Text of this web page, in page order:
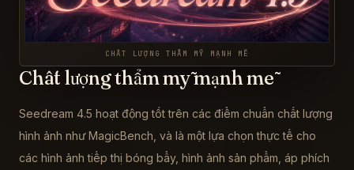
CHẤT LƯỢNG THẨM MỸ MẠNH MẼ
Chất lượng thẩm mỹ mạnh mẽ
Seedream 4.5 hoạt động tốt trên các điểm chuẩn chất lượng
hình ảnh như MagicBench, và là một lựa chọn thực tế cho
các hình ảnh tiếp thị bóng bẩy, hình ảnh sản phẩm, áp phích